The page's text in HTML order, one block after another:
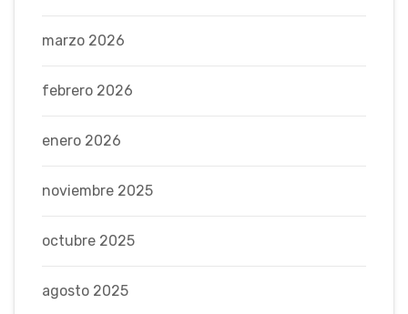
marzo 2026
febrero 2026
enero 2026
noviembre 2025
octubre 2025
agosto 2025